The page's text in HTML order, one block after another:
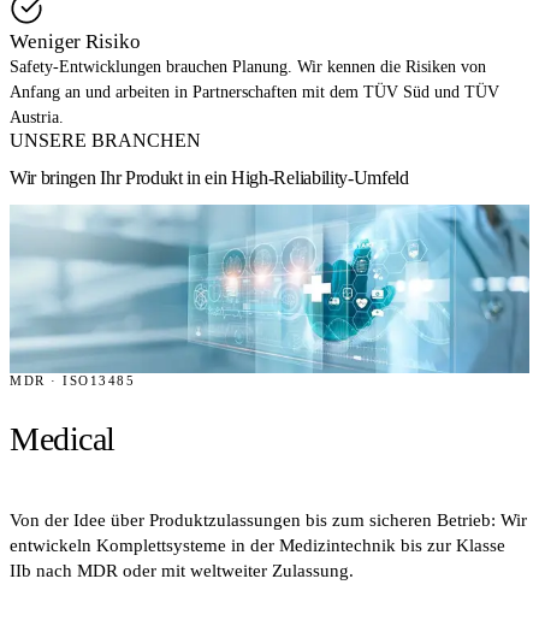
Weniger Risiko
Safety-Entwicklungen brauchen Planung. Wir kennen die Risiken von
Anfang an und arbeiten in Partnerschaften mit dem TÜV Süd und TÜV
Austria.
UNSERE BRANCHEN
Wir bringen Ihr Produkt in ein High-Reliability-Umfeld
MDR · ISO13485
Medical
Von der Idee über Produktzulassungen bis zum sicheren Betrieb: Wir
entwickeln Komplettsysteme in der Medizintechnik bis zur Klasse
IIb nach MDR oder mit weltweiter Zulassung.